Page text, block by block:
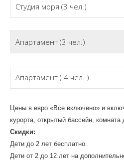
Студия моря (3 чел.)
Апартамент (3 чел.)
Апартамент ( 4 чел. )
Цены в евро «Все включено» и
курорта, открытый бассейн, комната
Скидки:
Дети до 2 лет бесплатно.
Дети от 2 до 12 лет на